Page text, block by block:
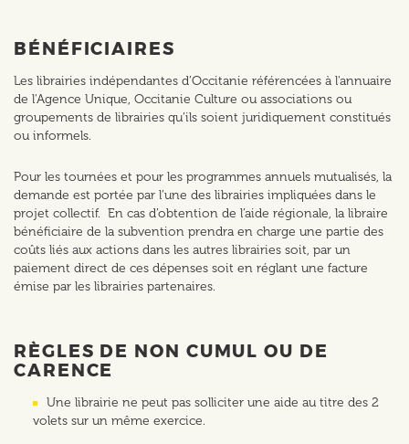
BÉNÉFICIAIRES
Les librairies indépendantes d’Occitanie référencées à l'annuaire
de l'Agence Unique, Occitanie Culture ou associations ou
groupements de librairies qu’ils soient juridiquement constitués
ou informels.
Pour les tournées et pour les programmes annuels mutualisés, la
demande est portée par l’une des librairies impliquées dans le
projet collectif. En cas d’obtention de l’aide régionale, la libraire
bénéficiaire de la subvention prendra en charge une partie des
coûts liés aux actions dans les autres librairies soit, par un
paiement direct de ces dépenses soit en réglant une facture
émise par les librairies partenaires.
RÈGLES DE NON CUMUL OU DE
CARENCE
Une librairie ne peut pas solliciter une aide au titre des 2
volets sur un même exercice.